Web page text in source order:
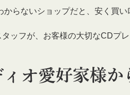
からないショップだと、安く買い
ッフが、お客様の大切なCDプ